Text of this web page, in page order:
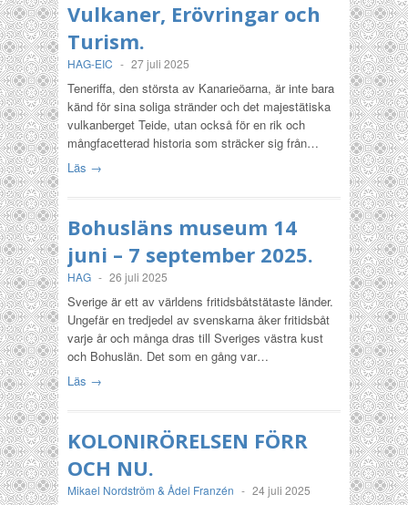
Vulkaner, Erövringar och
Turism.
HAG-EIC - 27 juli 2025
Teneriffa, den största av Kanarieöarna, är inte bara
känd för sina soliga stränder och det majestätiska
vulkanberget Teide, utan också för en rik och
mångfacetterad historia som sträcker sig från…
Läs →
Bohusläns museum 14
juni – 7 september 2025.
HAG - 26 juli 2025
Sverige är ett av världens fritidsbåtstätaste länder.
Ungefär en tredjedel av svenskarna åker fritidsbåt
varje år och många dras till Sveriges västra kust
och Bohuslän. Det som en gång var…
Läs →
KOLONIRÖRELSEN FÖRR
OCH NU.
Mikael Nordström & Ådel Franzén - 24 juli 2025